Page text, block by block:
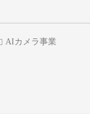
AIカメラ事業